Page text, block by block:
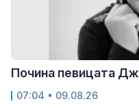
Почина певицата
07:04 • 09.08.26